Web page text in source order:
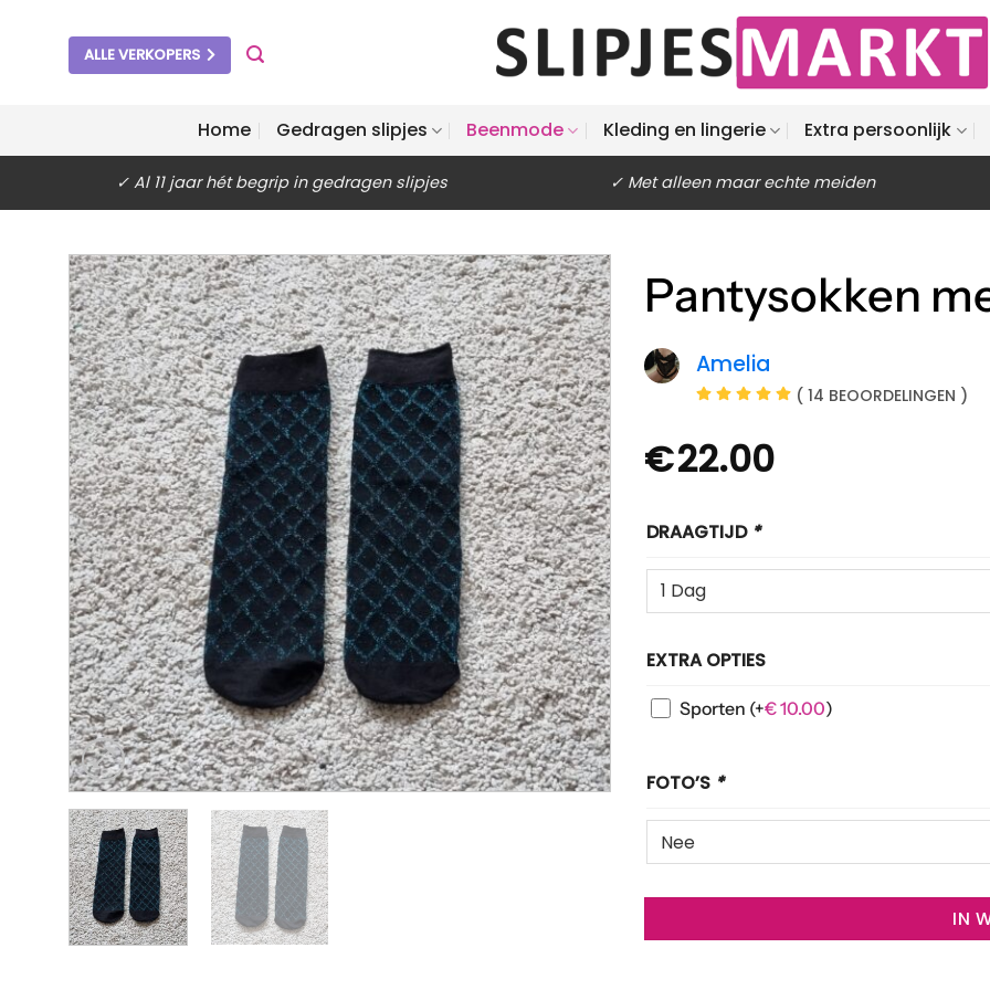
ALLE VERKOPERS
Home Gedragen slipjes Beenmode Kleding en lingerie Extra persoonlijk
✓ Al 11 jaar hét begrip in gedragen slipjes ✓ Met alleen maar echte meiden
Pantysokken
Amelia
( 14 BEOORDELINGEN )
€22.00
DRAAGTIJD *
EXTRA OPTIES
Sporten (+€10.00)
FOTO’S *
IN